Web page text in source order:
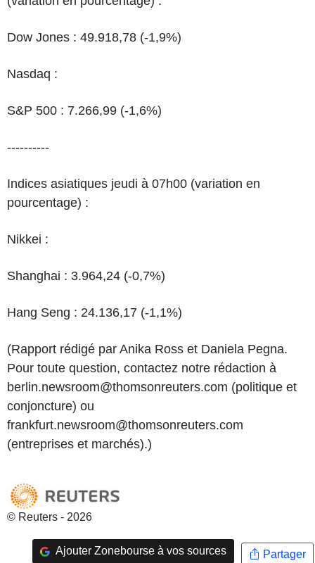
Dow Jones : 49.918,78 (-1,9%)
Nasdaq :
S&P 500 : 7.266,99 (-1,6%)
----------
Indices asiatiques jeudi à 07h00 (variation en
pourcentage) :
Nikkei :
Shanghai : 3.964,24 (-0,7%)
Hang Seng : 24.136,17 (-1,1%)
(Rapport rédigé par Anika Ross et Daniela Pegna.
Pour toute question, contactez notre rédaction à
berlin.newsroom@thomsonreuters.com (politique et
conjoncture) ou
frankfurt.newsroom@thomsonreuters.com
(entreprises et marchés).)
© Reuters - 2026
Ajouter Zonebourse à vos sources Partager